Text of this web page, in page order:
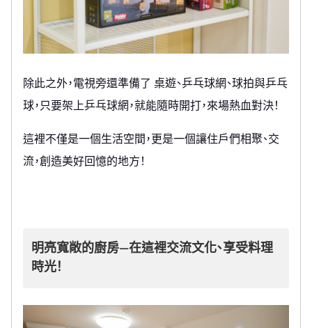
除此之外，電視旁還準備了 桌遊、乒乓球網、球拍與乒乓
球，只要架上乒乓球網，就能隨時開打，來場熱血對決！
這裡不僅是一個生活空間，更是一個讓住戶們相聚、交
流，創造美好回憶的地方！
明亮寬敞的廚房—在這裡交流文化、享受料理
時光！